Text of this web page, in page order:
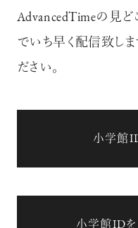
AdvancedTimeの見ど
でいち早く配信致し
ださい。
小学館
小学館IDを